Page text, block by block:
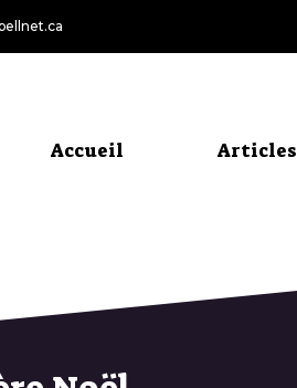
Accueil Articles